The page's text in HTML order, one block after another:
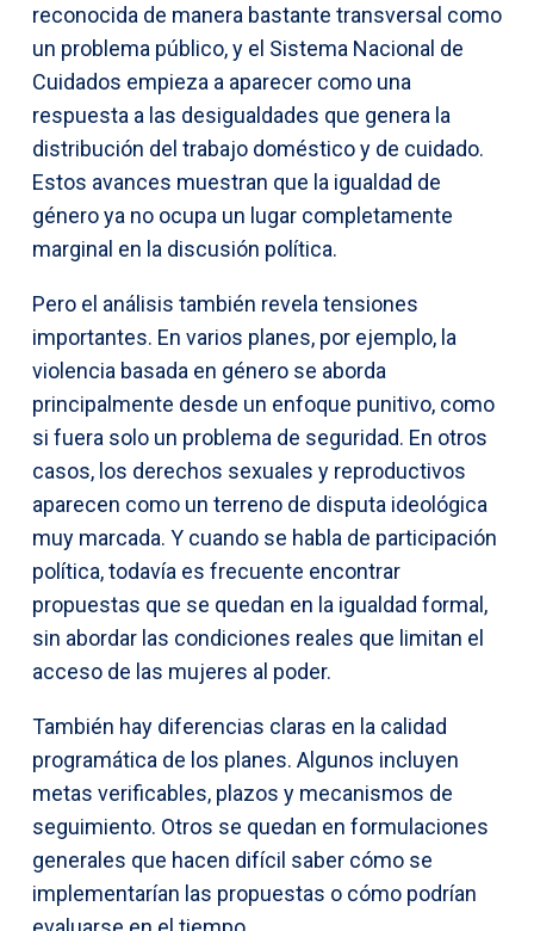
reconocida de manera bastante transversal como
un problema público, y el Sistema Nacional de
Cuidados empieza a aparecer como una
respuesta a las desigualdades que genera la
distribución del trabajo doméstico y de cuidado.
Estos avances muestran que la igualdad de
género ya no ocupa un lugar completamente
marginal en la discusión política.
Pero el análisis también revela tensiones
importantes. En varios planes, por ejemplo, la
violencia basada en género se aborda
principalmente desde un enfoque punitivo, como
si fuera solo un problema de seguridad. En otros
casos, los derechos sexuales y reproductivos
aparecen como un terreno de disputa ideológica
muy marcada. Y cuando se habla de participación
política, todavía es frecuente encontrar
propuestas que se quedan en la igualdad formal,
sin abordar las condiciones reales que limitan el
acceso de las mujeres al poder.
También hay diferencias claras en la calidad
programática de los planes. Algunos incluyen
metas verificables, plazos y mecanismos de
seguimiento. Otros se quedan en formulaciones
generales que hacen difícil saber cómo se
implementarían las propuestas o cómo podrían